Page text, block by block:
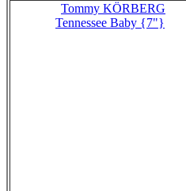
Tommy KÖRBERG
Tennessee Baby {7"}